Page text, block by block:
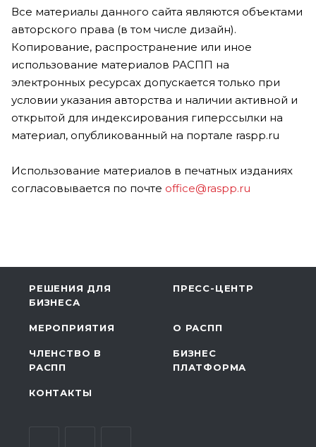
Все материалы данного сайта являются объектами
авторского права (в том числе дизайн).
Копирование, распространение или иное
использование материалов РАСПП на
электронных ресурсах допускается только при
условии указания авторства и наличии активной и
открытой для индексирования гиперссылки на
материал, опубликованный на портале raspp.ru
Использование материалов в печатных изданиях
согласовывается по почте office@raspp.ru
РЕШЕНИЯ ДЛЯ
БИЗНЕСА
ПРЕСС-ЦЕНТР
МЕРОПРИЯТИЯ О РАСПП
ЧЛЕНСТВО В
РАСПП
БИЗНЕС
ПЛАТФОРМА
КОНТАКТЫ